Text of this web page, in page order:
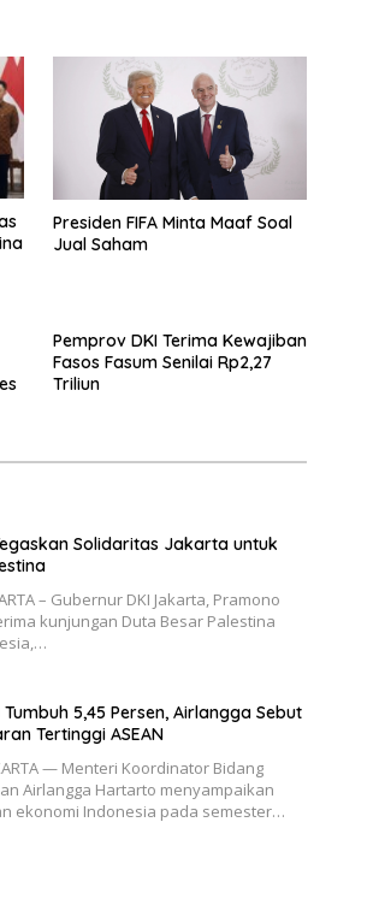
Presiden FIFA Minta Maaf Soal
Jual Saham
Pemprov DKI Terima Kewajiban
Fasos Fasum Senilai Rp2,27
Triliun
Solidaritas Jakarta untuk
– Gubernur DKI Jakarta, Pramono
kunjungan Duta Besar Palestina
Tumbuh 5,45 Persen, Airlangga Sebut
Tertinggi ASEAN
— Menteri Koordinator Bidang
Airlangga Hartarto menyampaikan
ekonomi Indonesia pada semester…